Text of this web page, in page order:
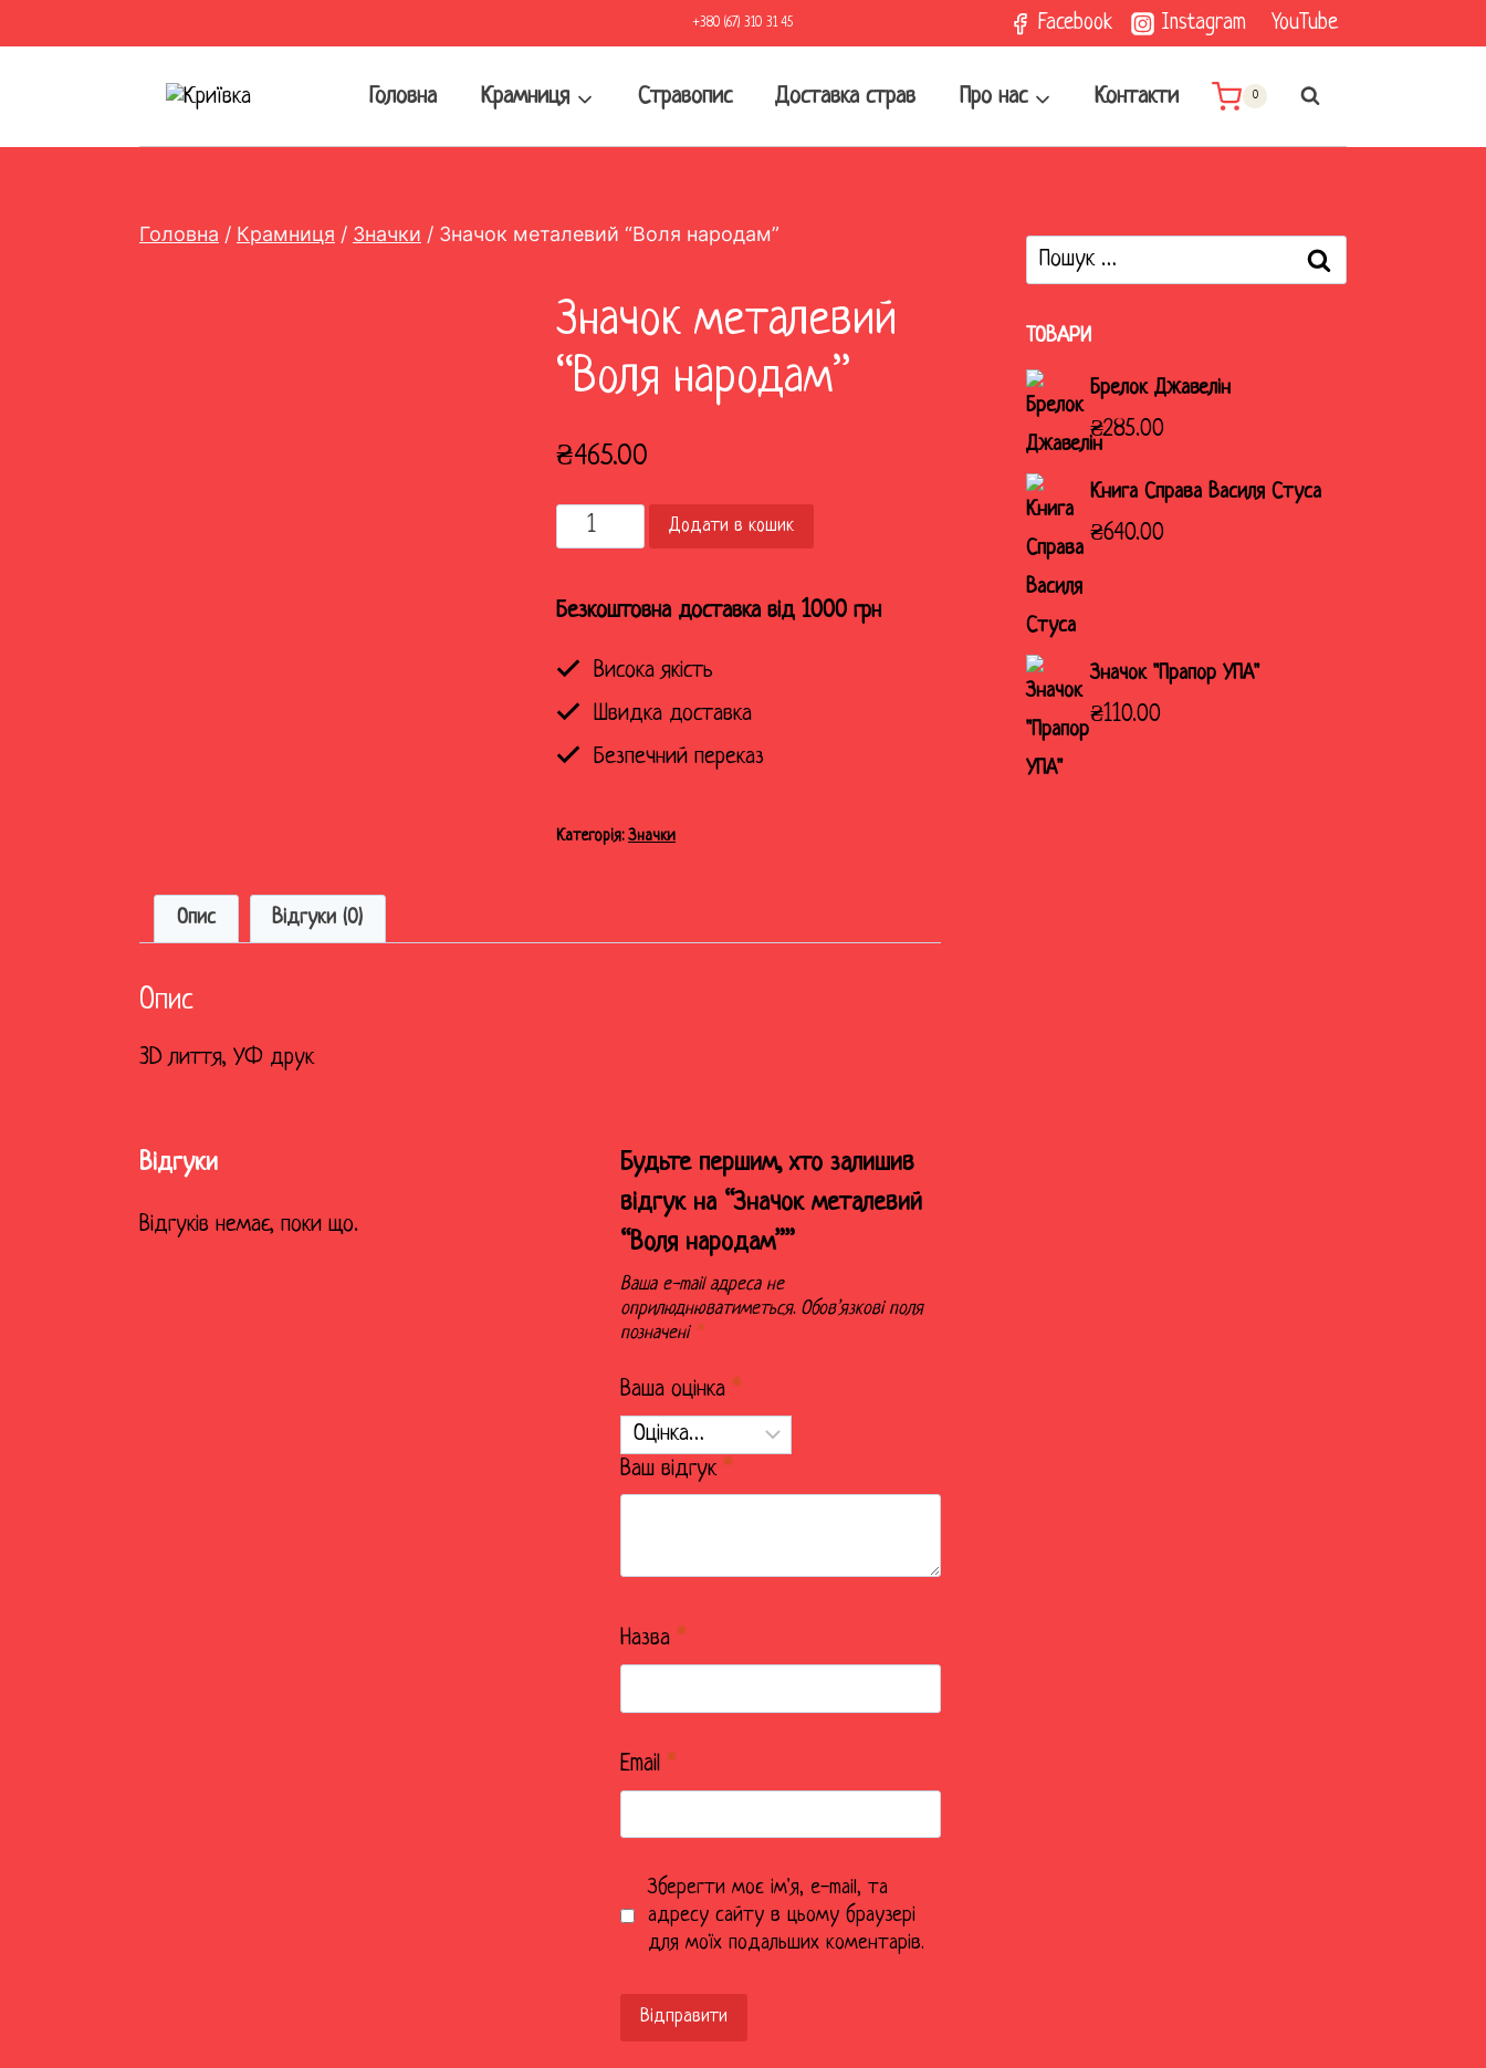
до
+380 (67) 310 31 45 Facebook Instagram YouTube
Головна Крамниця Стравопис Доставка страв Про нас Контакти 0
Головна / Крамниця / Значки / Значок металевий “Воля народам”
Значок металевий
“Воля народам”
₴465.00
Значок
металевий
народам"
Додати в кошик
Безкоштовна доставка від 1000 грн
Висока якість
Швидка доставка
Безпечний переказ
Категорія:Значки
Опис Відгуки (0)
Опис
3D лиття, УФ друк
Відгуки
Відгуків немає, поки що.
Будьте першим, хто залишив
відгук на “Значок металевий
“Воля народам””
Ваша e-mail адреса не
оприлюднюватиметься. Обов’язкові поля
позначені *
Ваша оцінка *
Ваш відгук *
Назва *
Email *
Зберегти моє ім'я, e-mail, та
адресу сайту в цьому браузері
для моїх подальших коментарів.
Пошук:
ТОВАРИ
Брелок Джавелін
₴285.00
Книга Справа Василя Стуса
₴640.00
Значок "Прапор УПА"
₴110.00